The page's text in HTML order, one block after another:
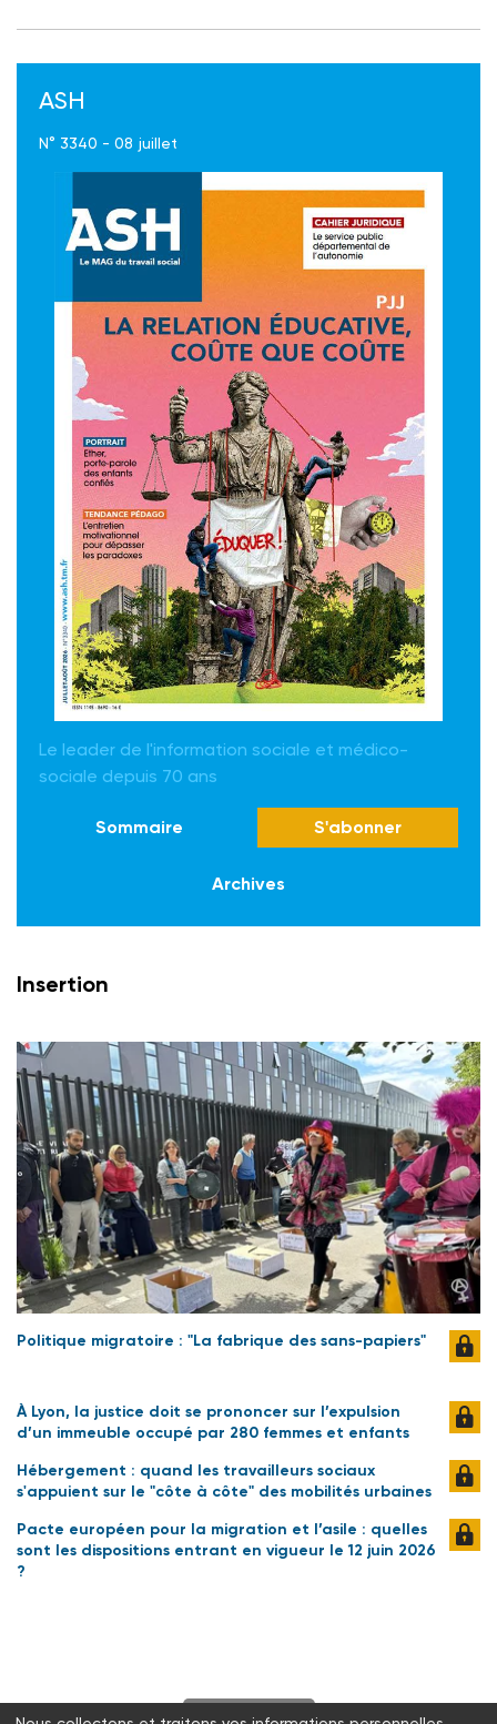
ASH
N° 3340 - 08 juillet
Le leader de l'information sociale et médico-
sociale depuis 70 ans
Sommaire S'abonner
Archives
Insertion
Politique migratoire : "La fabrique des sans-papiers"
À Lyon, la justice doit se prononcer sur l’expulsion
d’un immeuble occupé par 280 femmes et enfants
Hébergement : quand les travailleurs sociaux
s'appuient sur le "côte à côte" des mobilités urbaines
Pacte européen pour la migration et l’asile : quelles
sont les dispositions entrant en vigueur le 12 juin 2026
?
S'abonner